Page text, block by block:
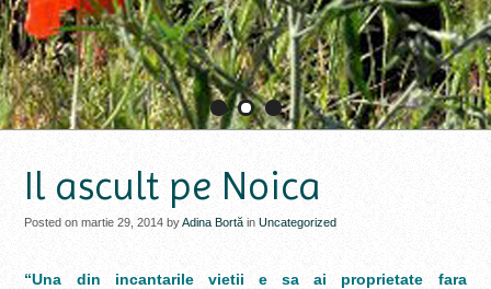
1 2 3
Il ascult pe Noica
Posted on martie 29, 2014 byAdina Bortă inUncategorized
“Una din incantarile vietii e sa ai proprietate fara